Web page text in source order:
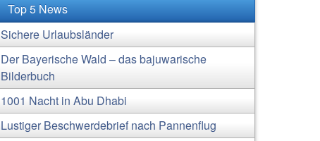
Top 5 News
Sichere Urlaubsländer
Der Bayerische Wald – das bajuwarische
Bilderbuch
1001 Nacht in Abu Dhabi
Lustiger Beschwerdebrief nach Pannenflug